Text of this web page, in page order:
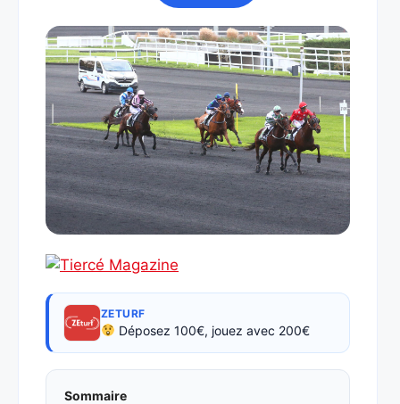
ZETURF
Déposez 100€, jouez avec 200€
Sommaire